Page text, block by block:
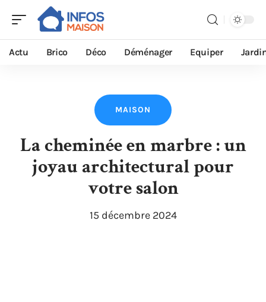
Actu Brico Déco Déménager Equiper
MAISON
La cheminée en marbre : un
joyau architectural pour
votre salon
15 décembre 2024